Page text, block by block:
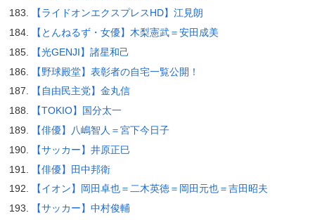
【ライドオンエクスプレスHD】江見朗
【とんねるず・女優】木梨憲武＝安田成美
【光GENJI】諸星和己
【野球殿堂】表彰者の自宅一覧公開！
【自由民主党】金丸信
【TOKIO】国分太一
【俳優】八嶋智人＝宮下今日子
【サッカー】井原正巳
【俳優】田中邦衛
【イオン】岡田卓也＝二木英徳＝岡田元也＝吉田昭夫
【サッカー】中村俊輔